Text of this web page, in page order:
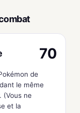
70
de
le même
(Vous ne
et la